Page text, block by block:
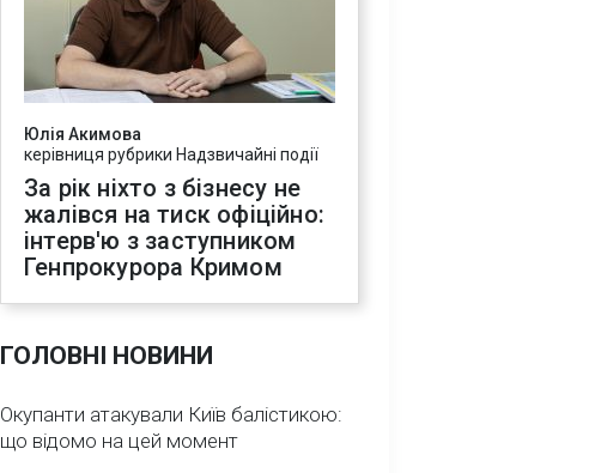
Юлія Акимова
керівниця рубрики Надзвичайні події
За рік ніхто з бізнесу не
жалівся на тиск офіційно:
інтерв'ю з заступником
Генпрокурора Кримом
ГОЛОВНІ НОВИНИ
Окупанти атакували Київ балістикою:
що відомо на цей момент